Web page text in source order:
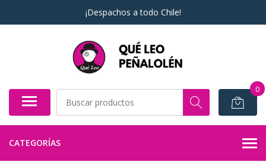
¡Despachos a todo Chile!
0
CATEGORÍAS